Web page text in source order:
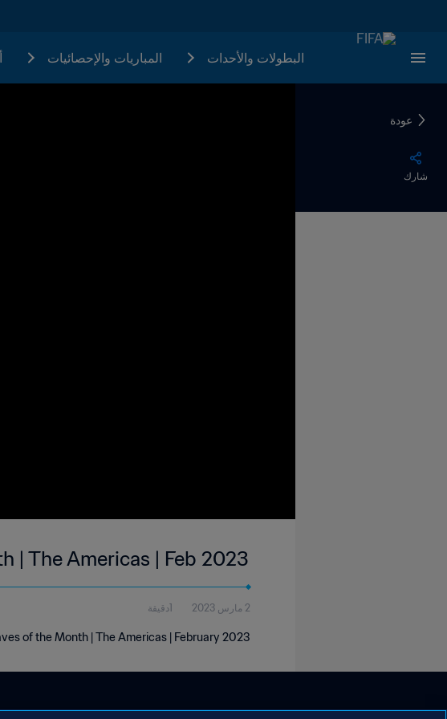
البطولات والأحدات المباريات والإحصائيات
عودة
شارك
| The Americas | Feb 2023
2 مارس 2023 1دقيقة
of the Month | The Americas | February 2023